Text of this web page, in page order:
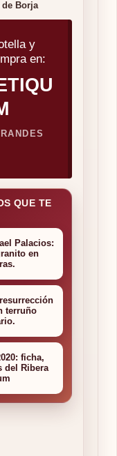
de Borja
y
en:
QUE TE
Palacios:
en
terruño
ficha,
del Ribera